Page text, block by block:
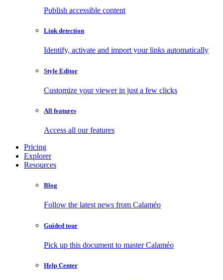
Publish accessible content
Link detection
Identify, activate and import your links automatically
Style Editor
Customize your viewer in just a few clicks
All features
Access all our features
Pricing
Explorer
Resources
Blog
Follow the latest news from Calaméo
Guided tour
Pick up this document to master Calaméo
Help Center